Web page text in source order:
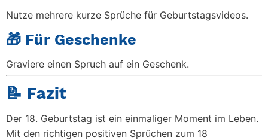
Nutze mehrere kurze Sprüche für Geburtstagsvideos.
🎁 Für Geschenke
Graviere einen Spruch auf ein Geschenk.
📝 Fazit
Der 18. Geburtstag ist ein einmaliger Moment im Leben.
Mit den richtigen positiven Sprüchen zum 18